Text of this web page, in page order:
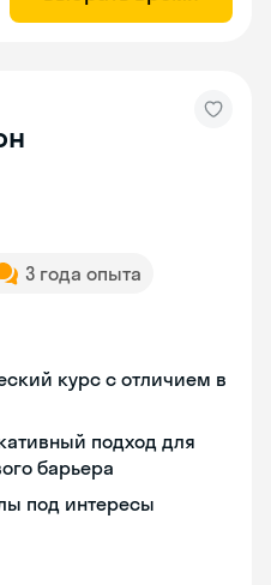
3 года опыта
курс с отличием в
подход для
барьера
под интересы